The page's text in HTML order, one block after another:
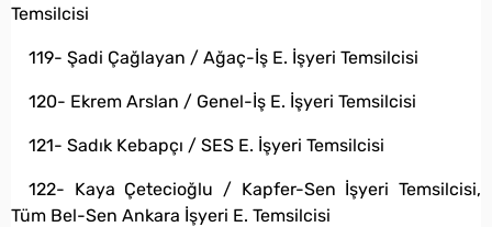
Temsilcisi
119- Şadi Çağlayan / Ağaç-İş E. İşyeri Temsilcisi
120- Ekrem Arslan / Genel-İş E. İşyeri Temsilcisi
121- Sadık Kebapçı / SES E. İşyeri Temsilcisi
122- Kaya Çetecioğlu / Kapfer-Sen İşyeri Temsilcisi,
Tüm Bel-Sen Ankara İşyeri E. Temsilcisi